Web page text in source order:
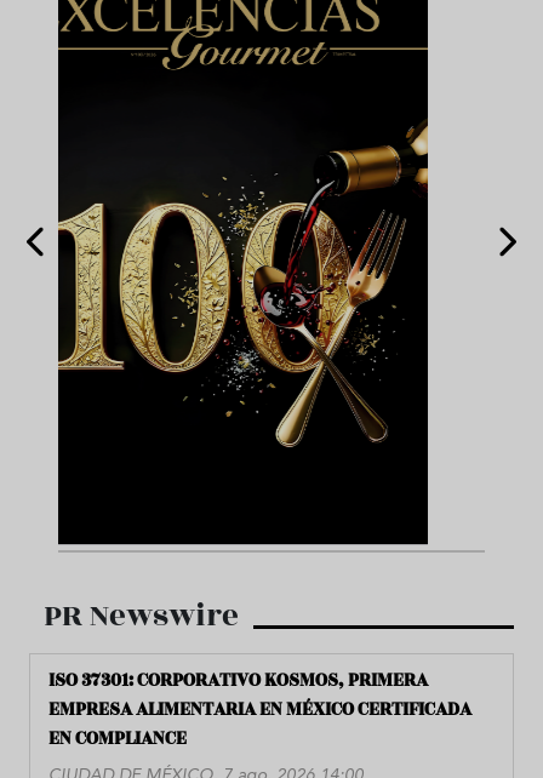
PR Newswire
ISO 37301: CORPORATIVO KOSMOS, PRIMERA
EMPRESA ALIMENTARIA EN MÉXICO CERTIFICADA
EN COMPLIANCE